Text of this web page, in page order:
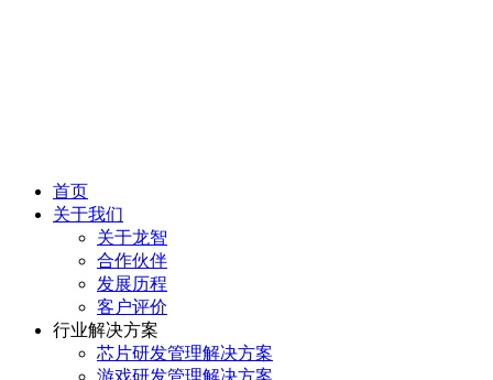
首页
关于我们
关于龙智
合作伙伴
发展历程
客户评价
行业解决方案
芯片研发管理解决方案
游戏研发管理解决方案